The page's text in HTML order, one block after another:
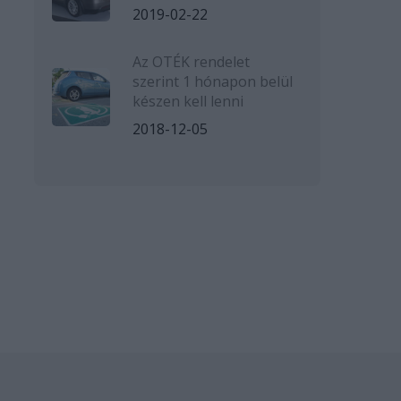
2019-02-22
Az OTÉK rendelet
szerint 1 hónapon belül
készen kell lenni
2018-12-05